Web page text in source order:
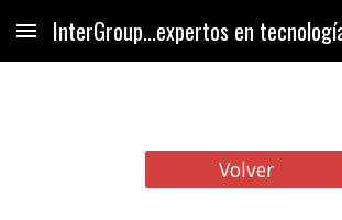
Skip to main content
InterGroup...expertos en
Volver